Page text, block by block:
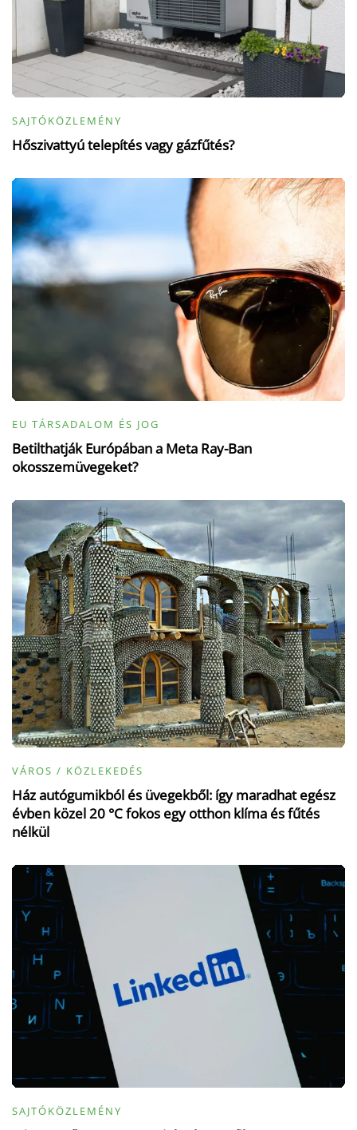
SAJTÓKÖZLEMÉNY
Hőszivattyú telepítés vagy gázfűtés?
EU TÁRSADALOM ÉS JOG
Betilthatják Európában a Meta Ray-Ban
okosszemüvegeket?
VÁROS / KÖZLEKEDÉS
Ház autógumikból és üvegekből: így maradhat egész
évben közel 20 °C fokos egy otthon klíma és fűtés
nélkül
SAJTÓKÖZLEMÉNY